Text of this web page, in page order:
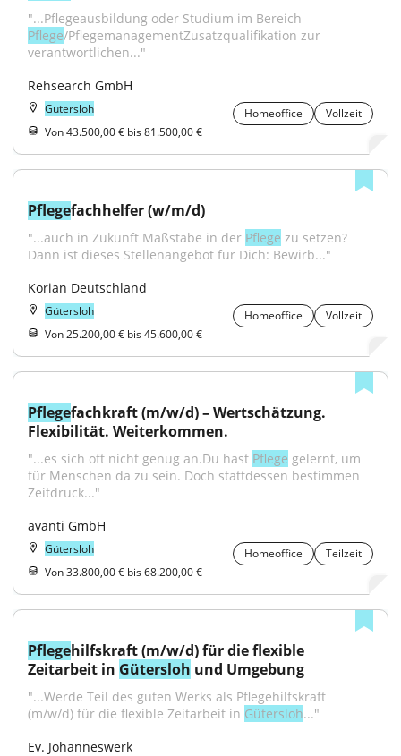
Pflege/PflegemanagementZusatzqualifikation zur
verantwortlichen..."
Rehsearch GmbH
Gütersloh Homeoffice
Vollzeit
Von 43.500,00 € bis 81.500,00 €
Pflegefachhelfer (w/m/d)
"...auch in Zukunft Maßstäbe in der Pflege zu setzen?
Dann ist dieses Stellenangebot für Dich: Bewirb..."
Korian Deutschland
Gütersloh Homeoffice
Vollzeit
Von 25.200,00 € bis 45.600,00 €
Pflegefachkraft (m/w/d) – Wertschätzung.
Flexibilität. Weiterkommen.
"...es sich oft nicht genug an.Du hast Pflege gelernt, um
für Menschen da zu sein. Doch stattdessen bestimmen
Zeitdruck..."
avanti GmbH
Gütersloh Homeoffice
Teilzeit
Von 33.800,00 € bis 68.200,00 €
Pflegehilfskraft (m/w/d) für die flexible
Zeitarbeit in Gütersloh und Umgebung
"...Werde Teil des guten Werks als Pflegehilfskraft
(m/w/d) für die flexible Zeitarbeit in Gütersloh..."
Ev. Johanneswerk